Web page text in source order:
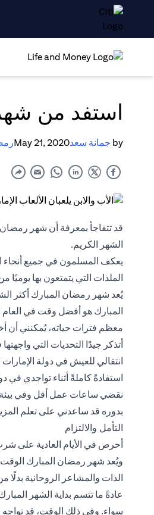
استفد من
by جمانة سعدMay 21, 2020
قد تتفاجأ بمعرفة أن شهر
الشهر الكريم.
يعكف المسلمون في جميع أنحاء
الملذات التي يتمتعون بها
يُعد شهر رمضان المبارك أكثر
المبارك هو أفضل وقت في العام
معظم فترات حياته، يُمكنني أن
أتذكر جيدًا التحديات التي
انتقالي للعيش في دولة
استفادةً كاملةً أثناء تواجدي
نقضي ساعات عمل أقل وفي بيئة
بدوره قد ساعدني على تعلم
التأمل والالتزام
أحرص في الأيام العادية على
ويُعد شهر رمضان المبارك الوقت
الذات والمشاعر الروحانية بدلًا
عادةً ما تتسم بداية الشهر
سواء. وفي ذلك الوقت، قد